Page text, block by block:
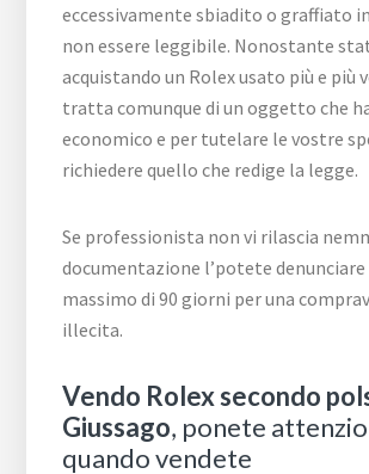
eccessivamente sbiadito o graffiato
non essere leggibile. Nonostante
acquistando un Rolex usato più e più
tratta comunque di un oggetto che
economico e per tutelare le vostre
richiedere quello che redige la legge.
Se professionista non vi rilascia
documentazione l’potete denunciare
massimo di 90 giorni per una
illecita.
Vendo Rolex secondo
Giussago, ponete
quando vendete